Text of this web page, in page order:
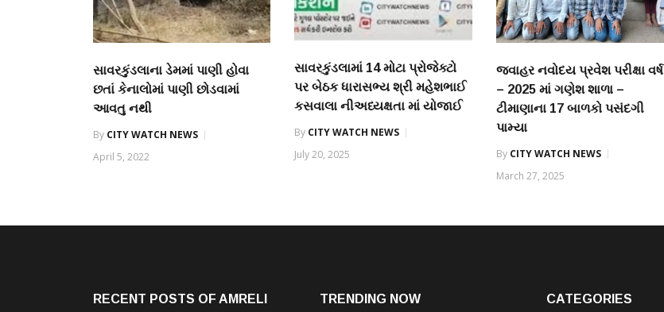
સાવરકુંડલાના ડેમમાં પાણી હોવા
છતાં કેનાલોમાં પાણી છોડવામાં
આવતુ નથી
By CITY WATCH NEWS
April 5, 2022
સાવરકુંડલામાં 14 મોટા પ્રોજેક્ટો
પર બેઠક ધારાસભ્ય શ્રી મહેશભાઈ
કસવાલા નીઅધ્યક્ષતા માં યોજાઈ
By CITY WATCH NEWS
July 20, 2025
જવાહર નવોદય પ્રવેશ પરીક્ષા વર્ષ
– 2025 માં ગણેશ શાળા –
ટીમાણાના 17 બાળકો પસંદગી
પામ્યા
By CITY WATCH NEWS
March 27, 2025
RECENT POSTS OF AMRELI TRENDING NOW CATEGORIES